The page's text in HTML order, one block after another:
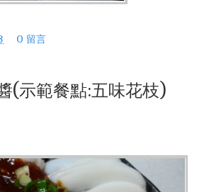
0 留言
(示範餐點:五味花枝)